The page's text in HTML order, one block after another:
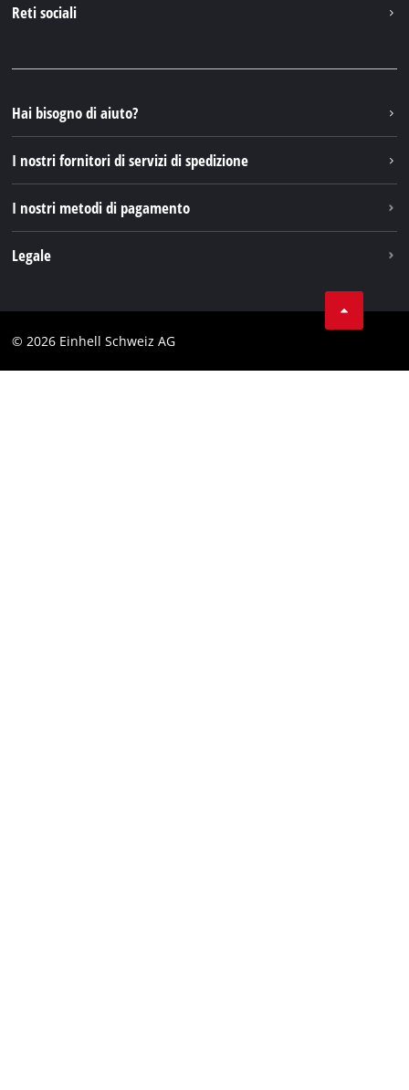
Einhell Germany AG
Reti sociali
Instagram
TikTok
Pinterest
Hai bisogno di aiuto?
I nostri fornitori di servizi di spedizione
I nostri metodi di pagamento
Legale
Testata
© 2026 Einhell Schweiz AG